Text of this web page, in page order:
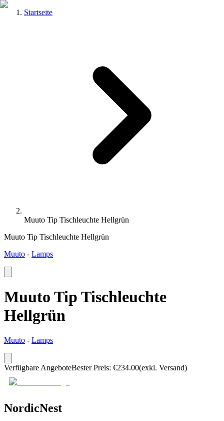
Startseite
Muuto Tip Tischleuchte Hellgrün
Muuto Tip Tischleuchte Hellgrün
Muuto - Lamps
Muuto Tip Tischleuchte
Hellgrün
Muuto - Lamps
Verfügbare AngeboteBester Preis: €234.00(exkl. Versand)
NordicNest